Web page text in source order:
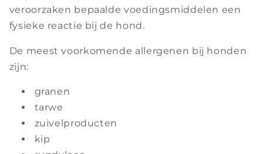
veroorzaken bepaalde voedingsmiddelen een
fysieke reactie bij de hond.
De meest voorkomende allergenen bij honden
zijn:
granen
tarwe
zuivelproducten
kip